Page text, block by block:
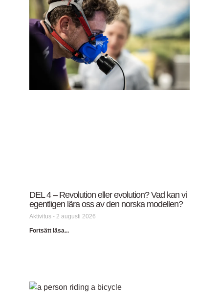
DEL 4 – Revolution eller evolution? Vad kan vi
egentligen lära oss av den norska modellen?
Aktivitus 2 augusti 2026
Fortsätt läsa...